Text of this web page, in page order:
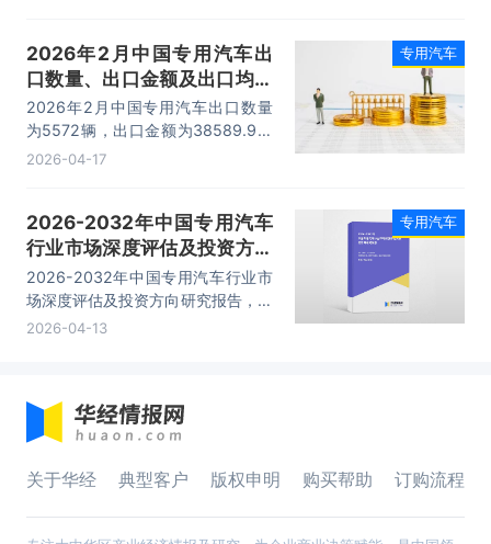
2026年2月中国专用汽车出
口数量、出口金额及出口均价
统计分析
2026年2月中国专用汽车出口数量
为5572辆，出口金额为38589.9万
美元，出口均价为6.9万美元/辆。
2026-04-17
专用汽车
2026-2032年中国专用汽车
行业市场深度评估及投资方向
研究报告
2026-2032年中国专用汽车行业市
场深度评估及投资方向研究报告，主
要包括行业竞争状况及市场格局解
2026-04-13
专用汽车
关于华经 典型客户 版权申明 购买帮助 订购流程